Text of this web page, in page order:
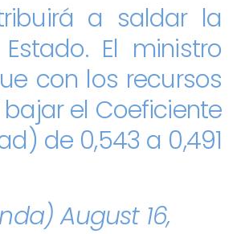
a saldar la
El ministro
con los recursos
el Coeficiente
de 0,543 a 0,491
August 16,